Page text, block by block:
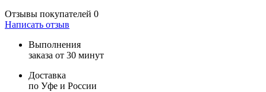
Отзывы покупателей 0
Написать отзыв
Выполнения
заказа от 30 минут
Доставка
по Уфе и России